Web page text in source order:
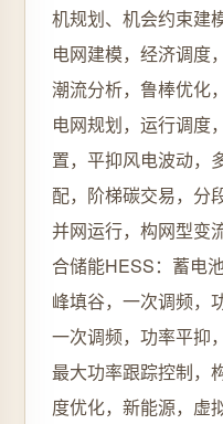
机规划、机会约束建
电网建模，经济调度
潮流分析，鲁棒优化
电网规划，运行调度
置，平抑风电波动，
配，阶梯碳交易，分
并网运行，构网型变
合储能HESS：蓄电
峰填谷，一次调频，
一次调频，功率平抑
最大功率跟踪控制，
度优化，新能源，虚